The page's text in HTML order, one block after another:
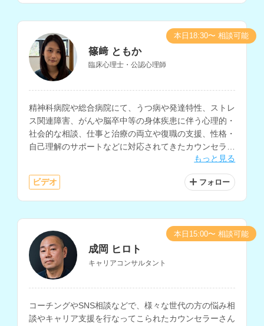
篠﨑 ともか
臨床心理士・公認心理師
精神科病院や総合病院にて、うつ病や発達特性、ストレ
ス関連障害、がんや脳卒中等の身体疾患に伴う心理的・
社会的な相談、仕事と治療の両立や復職の支援、性格・
自己理解のサポートなどに対応されてきたカウンセラー
さんです。働く人のケアやメンタルヘルス不調の相談な
もっと見る
ビデオ フォロー
本日18:30〜 相談可能
成岡 ヒロト
キャリアコンサルタント
コーチングやSNS相談などで、様々な世代の方の悩み相
談やキャリア支援を行なってこられたカウンセラーさん
本日15:00〜 相談可能